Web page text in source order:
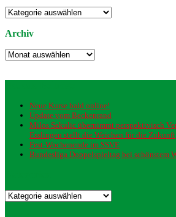
Beiträge
nach
Thema
Archiv
Archiv
Neue Kurse bald online!
Update vom Beckenrand
Milos Sekulic übernimmt perspektivisch
Esslingen stellt die Weichen für die Zukunft
Fest-Wochenende im SSVE
Bundesliga Doppelspieltag bei schönstem
Kategorien